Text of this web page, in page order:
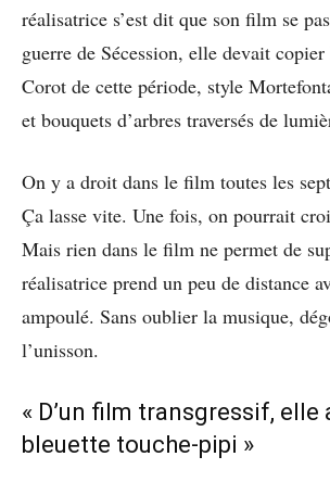
réalisatrice s’est dit que son film se
guerre de Sécession, elle devait
Corot de cette période, style
et bouquets d’arbres traversés de
On y a droit dans le film toutes les
Ça lasse vite. Une fois, on pourrait
Mais rien dans le film ne permet de
réalisatrice prend un peu de distance
ampoulé. Sans oublier la musique,
l’unisson.
« D’un film transgressif, elle
bleuette touche-pipi »